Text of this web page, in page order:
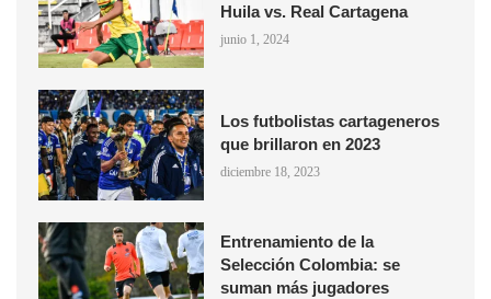
Huila vs. Real Cartagena
junio 1, 2024
Los futbolistas cartageneros
que brillaron en 2023
diciembre 18, 2023
Entrenamiento de la
Selección Colombia: se
suman más jugadores